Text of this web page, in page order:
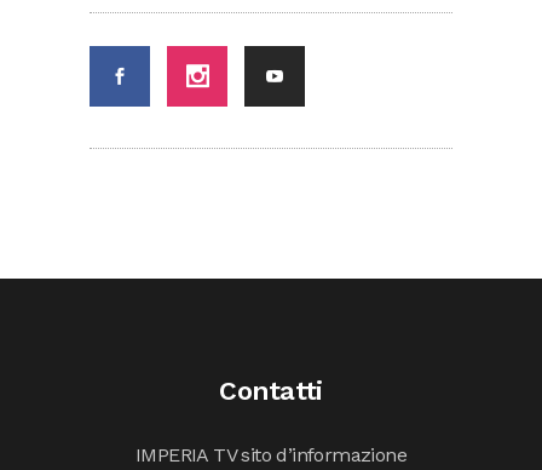
Contatti
IMPERIA TV sito d’informazione